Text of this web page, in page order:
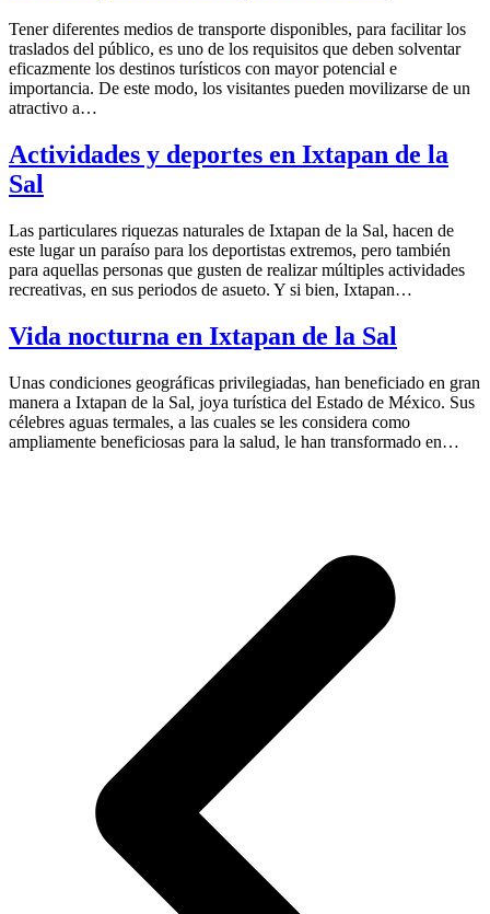
Tener diferentes medios de transporte disponibles, para facilitar los
traslados del público, es uno de los requisitos que deben solventar
eficazmente los destinos turísticos con mayor potencial e
importancia. De este modo, los visitantes pueden movilizarse de un
atractivo a…
Actividades y deportes en Ixtapan de la
Sal
Las particulares riquezas naturales de Ixtapan de la Sal, hacen de
este lugar un paraíso para los deportistas extremos, pero también
para aquellas personas que gusten de realizar múltiples actividades
recreativas, en sus periodos de asueto. Y si bien, Ixtapan…
Vida nocturna en Ixtapan de la Sal
Unas condiciones geográficas privilegiadas, han beneficiado en gran
manera a Ixtapan de la Sal, joya turística del Estado de México. Sus
célebres aguas termales, a las cuales se les considera como
ampliamente beneficiosas para la salud, le han transformado en…